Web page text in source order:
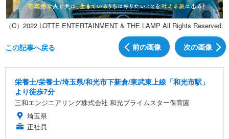
（C）2022 LOTTE ENTERTAINMENT & THE LAMP All Rights Reserved.
前の画像 次の画像
この記事へ戻る
栄養士/栄養士/埼玉県/和光市下新倉/東武東上線「和光市駅」
より徒歩7分
三和エンジニアリング株式会社 和光プライムスター保育園
埼玉県
正社員